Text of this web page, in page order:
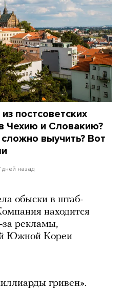
постсоветских
Чехию и Словакию?
выучить? Вот
дней назад
обыски в штаб-
находится
за рекламы,
Южной Кореи
гривен».